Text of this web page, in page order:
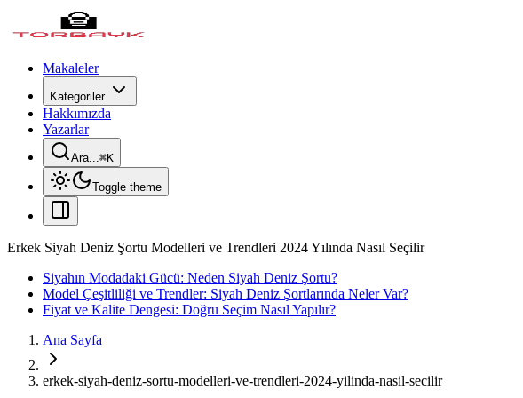
Makaleler
Kategoriler
Hakkımızda
Yazarlar
Ara...⌘K
Toggle theme
Erkek Siyah Deniz Şortu Modelleri ve Trendleri 2024 Yılında Nasıl Seçilir
Siyahın Modadaki Gücü: Neden Siyah Deniz Şortu?
Model Çeşitliliği ve Trendler: Siyah Deniz Şortlarında Neler Var?
Fiyat ve Kalite Dengesi: Doğru Seçim Nasıl Yapılır?
Ana Sayfa
erkek-siyah-deniz-sortu-modelleri-ve-trendleri-2024-yilinda-nasil-secilir